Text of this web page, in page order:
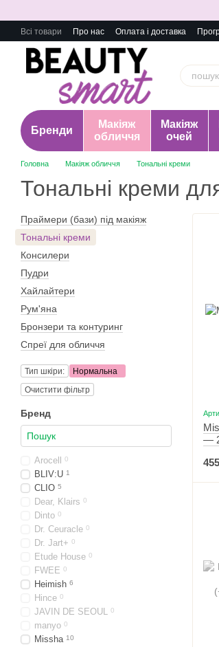
Всі товари Про нас Оплата і доставка
Бренди
Макіяж
обличчя
Макіяж
очей
Головна Макіяж обличчя Тональні креми
Тональні креми
—
Праймери (бази) під макіяж
Тональні креми
Консилери
Пудри
Хайлайтери
Рум'яна
Бронзери та контуринг
Спреї для обличчя
Тип шкіри:
Нормальна
Очистити фільтр
Бренд
Arocell 0
BLIV:U 1
CLIO 5
Dear, Klairs 0
Dinto 0
Dr. Ceuracle 0
Dr. Jart+ 0
Etude House 0
FWEE 0
Heimish 6
Hince 0
JAVIN DE SEOUL 0
manyo 0
Missha 10